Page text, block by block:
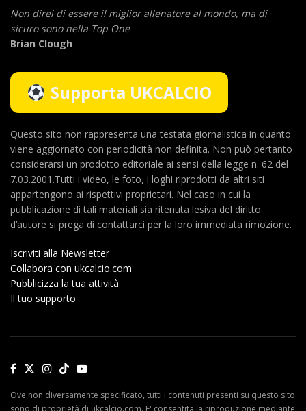
Non direi di essere il miglior allenatore al mondo, ma di
sicuro sono nella Top One
Brian Clough
Supporta UKCALCIO
Questo sito non rappresenta una testata giornalistica in quanto
viene aggiornato con periodicità non definita. Non può pertanto
considerarsi un prodotto editoriale ai sensi della legge n. 62 del
7.03.2001.Tutti i video, le foto, i loghi riprodotti da altri siti
appartengono ai rispettivi proprietari. Nel caso in cui la
pubblicazione di tali materiali sia ritenuta lesiva del diritto
d’autore si prega di contattarci per la loro immediata rimozione.
Iscriviti alla Newsletter
Collabora con ukcalcio.com
Pubblicizza la tua attività
Il tuo supporto
Ove non diversamente specificato, tutti i contenuti presenti su questo sito
sono di proprietà di ukcalcio.com. E' consentita la riproduzione mediante